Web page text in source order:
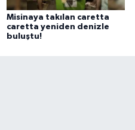
Misinaya takılan caretta
caretta yeniden denizle
buluştu!